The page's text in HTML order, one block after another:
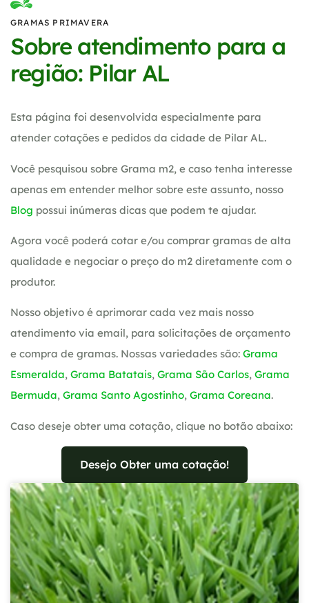
GRAMAS PRIMAVERA
Sobre atendimento para a
região: Pilar AL
Esta página foi desenvolvida especialmente para
atender cotações e pedidos da cidade de Pilar AL.
Você pesquisou sobre Grama m2, e caso tenha interesse
apenas em entender melhor sobre este assunto, nosso
Blog possui inúmeras dicas que podem te ajudar.
Agora você poderá cotar e/ou comprar gramas de alta
qualidade e negociar o preço do m2 diretamente com o
produtor.
Nosso objetivo é aprimorar cada vez mais nosso
atendimento via email, para solicitações de orçamento
e compra de gramas. Nossas variedades são: Grama
Esmeralda, Grama Batatais, Grama São Carlos, Grama
Bermuda, Grama Santo Agostinho, Grama Coreana.
Caso deseje obter uma cotação, clique no botão abaixo:
Desejo Obter uma cotação!